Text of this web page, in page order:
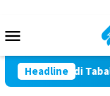
konten
Mobile
Headline
Marindi Tabalong